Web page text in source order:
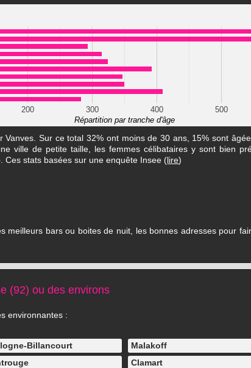
200 300 400 500
Répartition par tranche d'âge
Vanves. Sur ce total 32% ont moins de 30 ans, 15% sont
ville de petite taille, les femmes célibataires y sont bien
Ces stats basées sur une enquête Insee (lire)
meilleurs bars ou boites de nuit, les bonnes adresses pour
(92) ou des environs
environnantes :
Billancourt Malakoff
Clamart